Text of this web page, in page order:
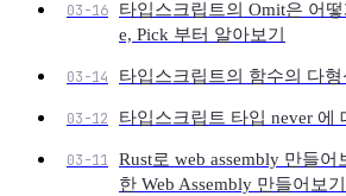
03-16
타입스크립트의 Omit은 어
e, Pick 부터 알아보기
03-14 타입스크립트의 함수의 다형
03-12 타입스크립트 타입 never 에
03-11
Rust로 web assembly 만들
한 Web Assembly 만들어보기